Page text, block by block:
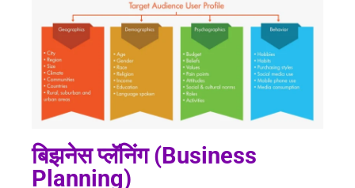
बिझनेस प्लॅनिंग (Business
Planning)